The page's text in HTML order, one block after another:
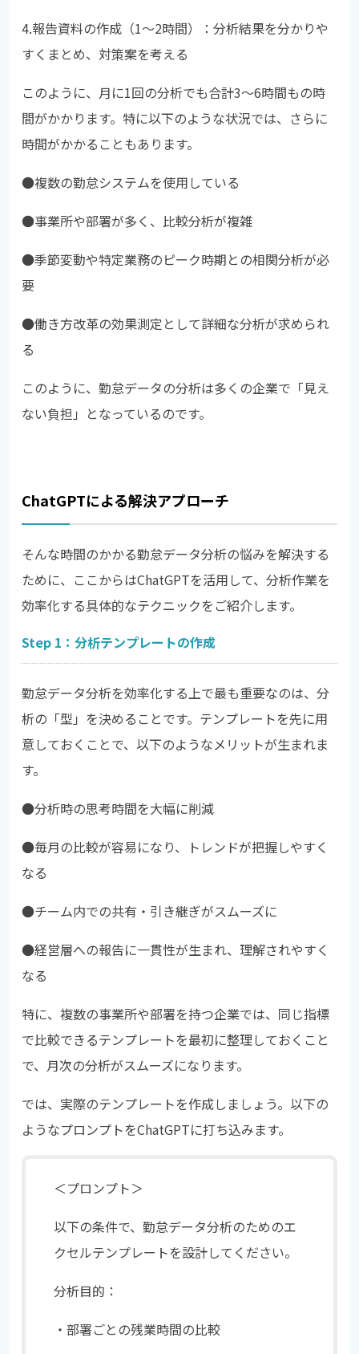
4.報告資料の作成（1〜2時間）：分析結果を分かりや
すくまとめ、対策案を考える
このように、月に1回の分析でも合計3〜6時間もの時
間がかかります。特に以下のような状況では、さらに
時間がかかることもあります。
●複数の勤怠システムを使用している
●事業所や部署が多く、比較分析が複雑
●季節変動や特定業務のピーク時期との相関分析が必
要
●働き方改革の効果測定として詳細な分析が求められ
る
このように、勤怠データの分析は多くの企業で「見え
ない負担」となっているのです。
ChatGPTによる解決アプローチ
そんな時間のかかる勤怠データ分析の悩みを解決する
ために、ここからはChatGPTを活用して、分析作業を
効率化する具体的なテクニックをご紹介します。
Step 1：分析テンプレートの作成
勤怠データ分析を効率化する上で最も重要なのは、分
析の「型」を決めることです。テンプレートを先に用
意しておくことで、以下のようなメリットが生まれま
す。
●分析時の思考時間を大幅に削減
●毎月の比較が容易になり、トレンドが把握しやすく
なる
●チーム内での共有・引き継ぎがスムーズに
●経営層への報告に一貫性が生まれ、理解されやすく
なる
特に、複数の事業所や部署を持つ企業では、同じ指標
で比較できるテンプレートを最初に整理しておくこと
で、月次の分析がスムーズになります。
では、実際のテンプレートを作成しましょう。以下の
ようなプロンプトをChatGPTに打ち込みます。
＜プロンプト＞
以下の条件で、勤怠データ分析のためのエ
クセルテンプレートを設計してください。
分析目的：
・部署ごとの残業時間の比較